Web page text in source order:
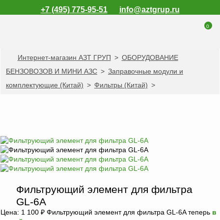
+7 (495) 775-95-51 info@aztgrup.ru
0
КАТАЛОГ ПРОДУКЦИИ
Топливораздаточные
колонки
для электромобилей
Погружные насосы к
ТРК и ГРК
Запасные части к
ТРК и ГРК
Электронное
Интернет-магазин АЗТ ГРУП > ОБОРУДОВАНИЕ
БЕНЗОВОЗОВ И МИНИ АЗС > Заправочные модули и
комплектующие (Китай) > Фильтры (Китай) >
Фильтрующий элемент для фильтра
GL-6A
Цена: 1 100 ₽ Фильтрующий элемент для фильтра GL-6A теперь в